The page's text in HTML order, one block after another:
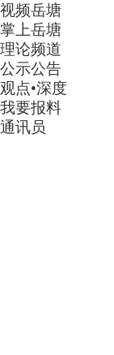
视频岳塘
掌上岳塘
理论频道
公示公告
观点•深度
我要报料
通讯员